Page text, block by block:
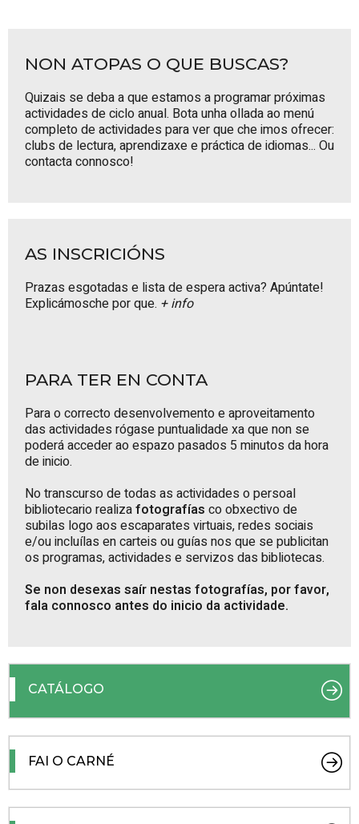
NON ATOPAS O QUE BUSCAS?
Quizais se deba a que estamos a programar próximas
actividades de ciclo anual. Bota unha ollada aomenú
completo de actividades para ver que che imos ofrecer:
clubs de lectura, aprendizaxe e práctica de idiomas... Ou
contacta connosco!
AS INSCRICIÓNS
Prazas esgotadas e lista de espera activa? Apúntate!
Explicámosche por que. + info
PARA TER EN CONTA
Para o correcto desenvolvemento e aproveitamento
das actividades rógase puntualidade xa que non se
poderá acceder ao espazo pasados 5 minutos da hora
de inicio.
No transcurso de todas as actividades o persoal
bibliotecario realizafotografías co obxectivo de
subilas logo aos escaparates virtuais, redes sociais
e/ou incluílas en carteis ou guías nos que se publicitan
os programas, actividades e servizos das bibliotecas.
Se non desexas saír nestas fotografías, por favor,
fala connosco antes do inicio da actividade.
CATÁLOGO
FAI O CARNÉ